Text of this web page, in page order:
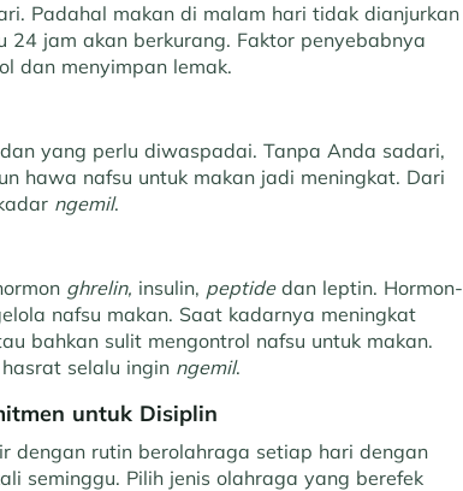
Padahal makan di malam hari tidak dianjurkan
jam akan berkurang. Faktor penyebabnya
dan menyimpan lemak.
yang perlu diwaspadai. Tanpa Anda sadari,
hawa nafsu untuk makan jadi meningkat. Dari
ngemil.
ghrelin, insulin, peptidedan leptin. Hormon-
nafsu makan. Saat kadarnya meningkat
bahkan sulit mengontrol nafsu untuk makan.
selalu ingin ngemil.
untuk Disiplin
dengan rutin berolahraga setiap hari dengan
seminggu. Pilih jenis olahraga yang berefek